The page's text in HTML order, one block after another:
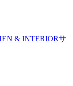
& INTERIORサ